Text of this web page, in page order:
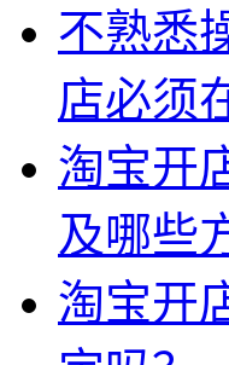
不熟悉
店必须
淘宝开
及哪些
淘宝开